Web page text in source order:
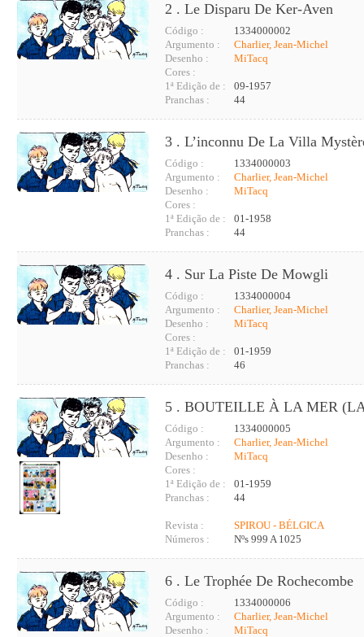
2 . Le Disparu De Ker-Aven
Código :
1334000002
Argumento :
Charlier, Jean-Michel
Desenho :
MiTacq
Cores :
1ª Edição de :
09-1957
Pranchas :
44
3 . L’inconnu De La Villa
Código :
1334000003
Argumento :
Charlier, Jean-Michel
Desenho :
MiTacq
Cores :
1ª Edição de :
01-1958
Pranchas :
44
4 . Sur La Piste De Mowgli
Código :
1334000004
Argumento :
Charlier, Jean-Michel
Desenho :
MiTacq
Cores :
1ª Edição de :
01-1959
Pranchas :
46
5 . BOUTEILLE À LA MER
Código :
1334000005
Argumento :
Charlier, Jean-Michel
Desenho :
MiTacq
Cores :
1ª Edição de :
01-1959
Pranchas :
44
Revista :
SPIROU - BÉLGICA
Números :
Nºs 999 A 1025
6 . Le Trophée De Rochecombe
Código :
1334000006
Argumento :
Charlier, Jean-Michel
Desenho :
MiTacq